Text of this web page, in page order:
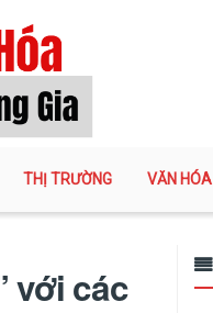
THỊ TRƯỜNG VĂN HÓA
với các